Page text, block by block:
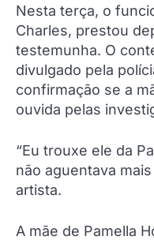
Nesta terça, o
Charles, prestou
testemunha. O
divulgado pela
confirmação se a
ouvida pelas
“Eu trouxe ele da
não aguentava
artista.
A mãe de Pamella